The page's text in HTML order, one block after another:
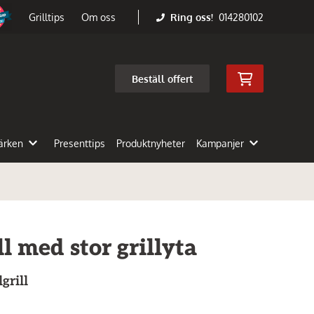
Grilltips Om oss Ring oss! 014280102
Beställ offert
Presenttips Produktnyheter Kampanjer
med stor grillyta